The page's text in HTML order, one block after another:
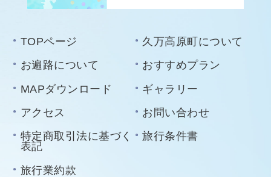
TOPページ
久万高原町について
お遍路について
おすすめプラン
MAPダウンロード
ギャラリー
アクセス
お問い合わせ
特定商取引法に基づく
表記
旅行条件書
旅行業約款